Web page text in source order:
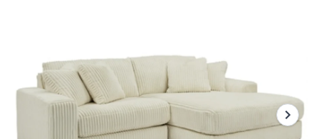
Reviews.